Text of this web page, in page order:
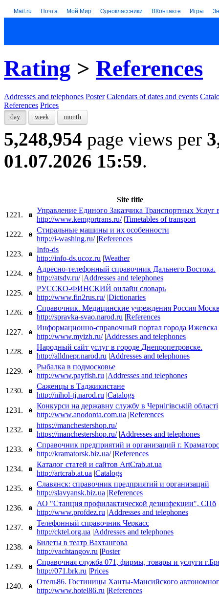
Mail.ru Почта Мой Мир Одноклассники ВКонтакте Игры
Rating > References
Addresses and telephones Poster Calendars of dates and events
References Prices
day week month
5,248,954 page views per
01.07.2026 15:59.
Site title
1221.
Управление Единого Заказчика Транспортных Услуг
http://www.kemgortrans.ru/ |Timetables of transport
1222.
Стиральные машины и их особенности
http://i-washing.ru/ |References
1223.
Info-ds
http://info-ds.ucoz.ru |Weather
1224.
Адресно-телефонный справочник Дальнего Востока.
http://atsdv.ru/ |Addresses and telephones
1225.
РУССКО-ФИНСКИЙ онлайн словарь
http://www.fin2rus.ru/ |Dictionaries
1226.
Справочник. Медицинские учреждения Россия
http://spravka-svao.narod.ru |References
1227.
Информационно-справочный портал города Ижевска
http://www.myizh.ru/ |Addresses and telephones
1228.
Народный сайт услуг в городе Днепропетровске.
http://alldnepr.narod.ru |Addresses and telephones
1229.
Рыбалка в подмосковье
http://www.payfish.ru |Addresses and telephones
1230.
Саженцы в Таджикистане
http://nihol-tj.narod.ru |Catalogs
1231.
Конкурси на державну службу в Чернiгiвськiй областi
http://www.anodonta.com.ua |References
1232.
https://manchestershop.ru/
https://manchestershop.ru/ |Addresses and telephones
1233.
Справочник предприятий и организаций г.
http://kramatorsk.biz.ua/ |References
1234.
Каталог статей и сайтов ArtCrab.at.ua
http://artcrab.at.ua |Catalogs
1235.
Славянск: справочник предприятий и организаций
http://slavyansk.biz.ua |References
1236.
АО "Станция профилактической дезинфекции", СПб
http://www.profdez.ru |Addresses and telephones
1237.
Телефонный справочник Черкасс
http://cktel.org.ua |Addresses and telephones
1238.
Билеты в театр Вахтангова
http://vachtangov.ru |Poster
1239.
Справочная служба 071, фирмы, товары и услуги
http://071.brk.ru |Prices
1240.
Отель86. Гостиницы Ханты-Мансийского
http://www.hotel86.ru |References